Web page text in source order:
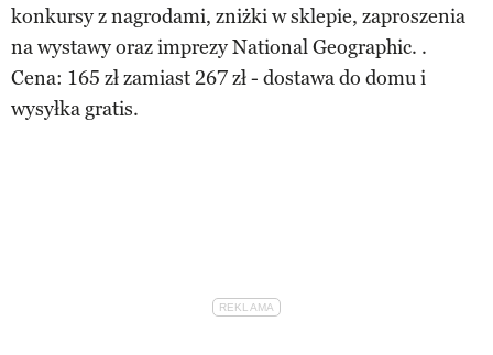
konkursy z nagrodami, zniżki w sklepie, zaproszenia
na wystawy oraz imprezy National Geographic. .
Cena: 165 zł zamiast 267 zł - dostawa do domu i
wysyłka gratis.